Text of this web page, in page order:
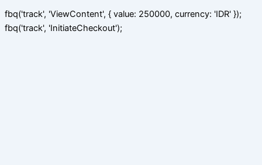
fbq('track', 'ViewContent', { value: 250000, currency: 'IDR' });
fbq('track', 'InitiateCheckout');